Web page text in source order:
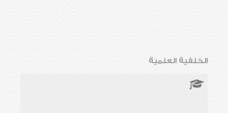
الخلفية العلمية